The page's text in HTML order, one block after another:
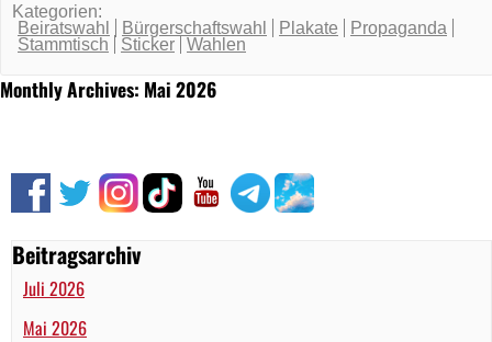
Beitragsarchiv
Juli 2026
Mai 2026
Monthly Archives: Mai 2026
Kategorien:
Beiratswahl
Bürgerschaftswahl Plakate
Propaganda
Stammtisch
Sticker Wahlen